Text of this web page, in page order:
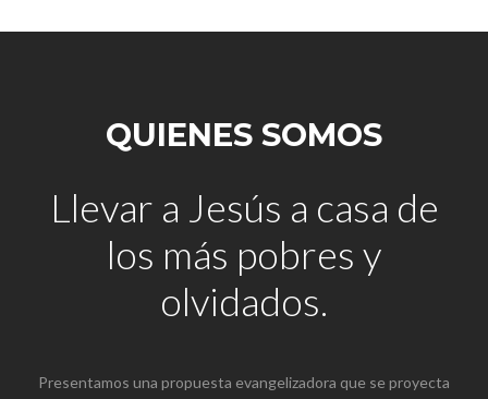
QUIENES SOMOS
Llevar a Jesús a casa de
los más pobres y
olvidados.
Presentamos una propuesta evangelizadora que se proyecta